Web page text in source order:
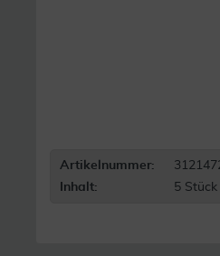
Artikelnummer:
Inhalt:
5 Stück